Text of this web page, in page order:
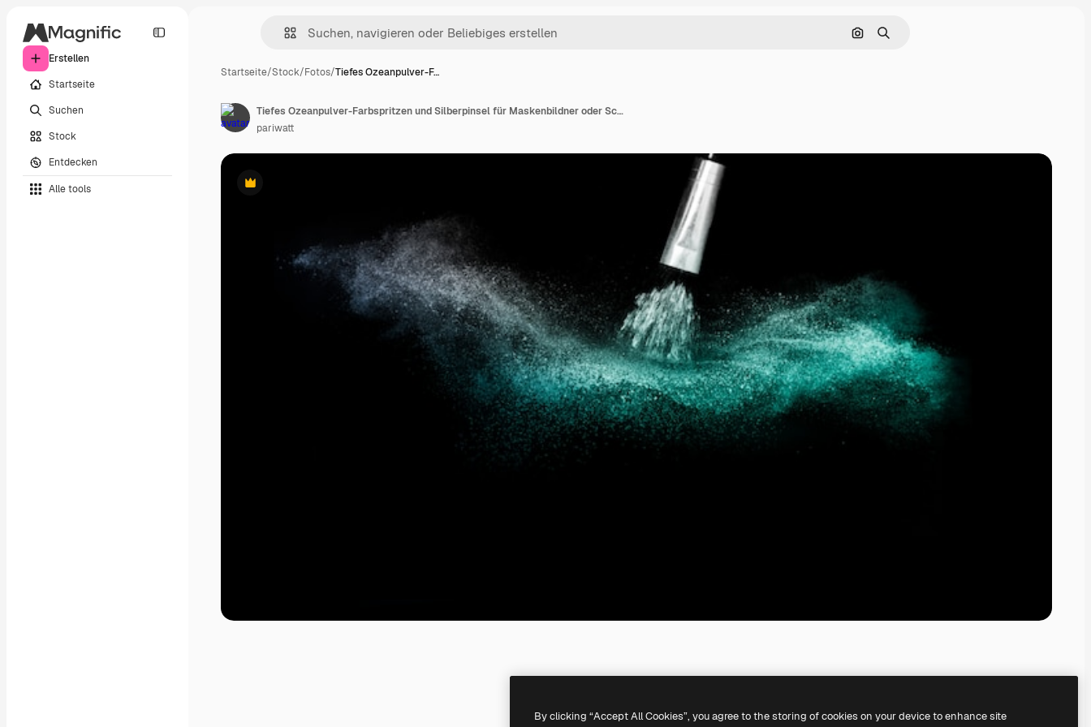
Erstellen
Startseite
Suchen
Stock
Entdecken
Alle tools
Nach Bild suchen
Suchen
Startseite/Stock/Fotos/Tiefes Ozeanpulver-F…
Premium
Tiefes Ozeanpulver-Farbspritzen und Silberpinsel für Maskenbildner oder Schönheitsblogger
pariwatt
By clicking “Accept All Cookies”, you agree to the storing of cookies on your device to enhance site